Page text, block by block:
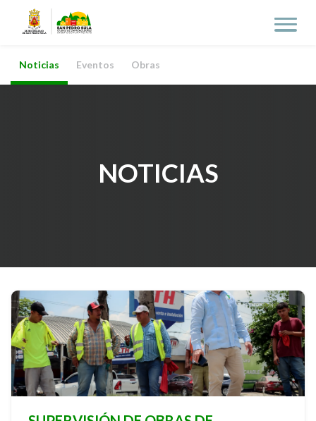
Noticias Eventos Obras
NOTICIAS